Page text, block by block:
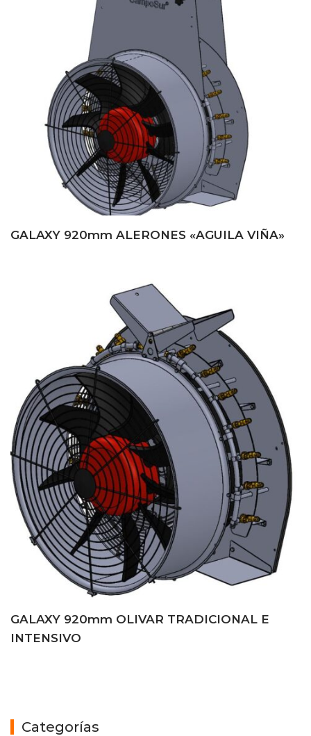
GALAXY 920mm ALERONES «AGUILA VIÑA»
GALAXY 920mm OLIVAR TRADICIONAL E
INTENSIVO
Categorías